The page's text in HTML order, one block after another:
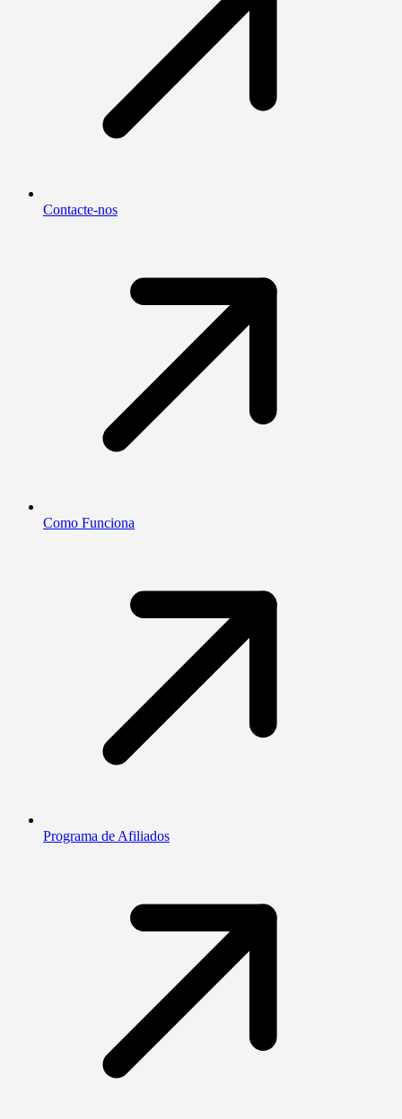
Contacte-nos
Como Funciona
Programa de Afiliados